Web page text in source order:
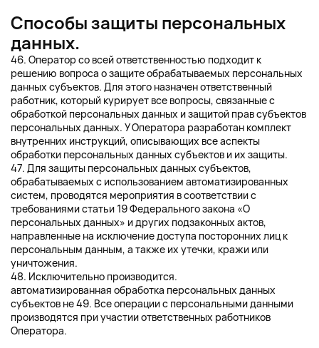
Способы защиты персональных
данных.
46. Оператор со всей ответственностью подходит к
решению вопроса о защите обрабатываемых персональных
данных субъектов. Для этого назначен ответственный
работник, который курирует все вопросы, связанные с
обработкой персональных данных и защитой прав субъектов
персональных данных. У Оператора разработан комплект
внутренних инструкций, описывающих все аспекты
обработки персональных данных субъектов и их защиты.
47. Для защиты персональных данных субъектов,
обрабатываемых с использованием автоматизированных
систем, проводятся мероприятия в соответствии с
требованиями статьи 19 Федерального закона «О
персональных данных» и других подзаконных актов,
направленные на исключение доступа посторонних лиц к
персональным данным, а также их утечки, кражи или
уничтожения.
48. Исключительно производится.
автоматизированная обработка персональных данных
субъектов не 49. Все операции с персональными данными
производятся при участии ответственных работников
Оператора.